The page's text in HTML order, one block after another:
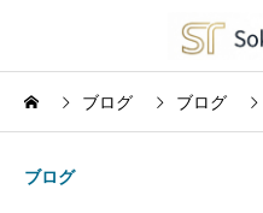
ブログ ブログ
ブログ